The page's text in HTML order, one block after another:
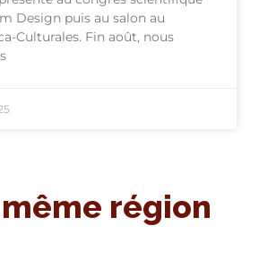
Design puis au salon au
Culturales. Fin août, nous
région